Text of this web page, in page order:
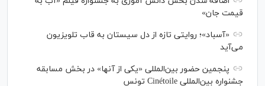
قیمت جان»
«آسباد»؛ روایتی تازه از دل سیستان به قاب تلویزیون
می‌آید
پنجمین حضور بین‌المللی «یکی از آنها» در بخش مسابقه
جشنواره بین‌المللی Cinétoile تونس